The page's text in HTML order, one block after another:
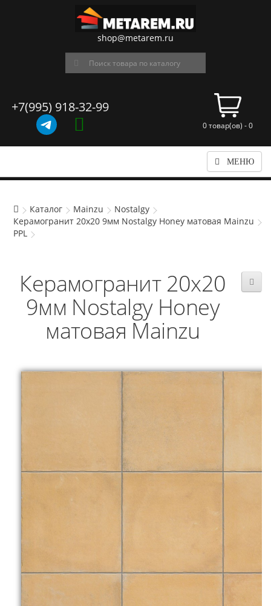
shop@metarem.ru
+7(995) 918-32-99
0 товар(ов) - 0
МЕНЮ
Каталог Mainzu
Nostalgy
Керамогранит 20x20 9мм Nostalgy Honey матовая Mainzu
PPL
Керамогранит 20x20
9мм Nostalgy Honey
матовая Mainzu